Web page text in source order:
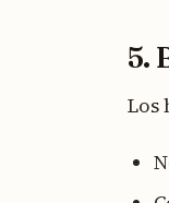
5.
Los